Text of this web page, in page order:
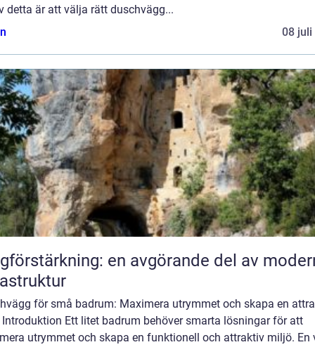
detta är att välja rätt duschvägg...
08 juli
en avgörande del av
för små badrum: Maximera utrymmet och skapa en
Ett litet badrum behöver smarta lösningar för att
utrymmet och skapa en funktionell och attraktiv miljö. En